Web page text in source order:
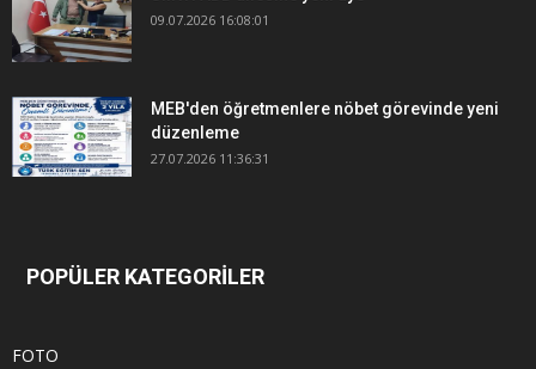
09.07.2026 16:08:01
MEB'den öğretmenlere nöbet görevinde yeni
düzenleme
27.07.2026 11:36:31
POPÜLER KATEGORİLER
FOTO